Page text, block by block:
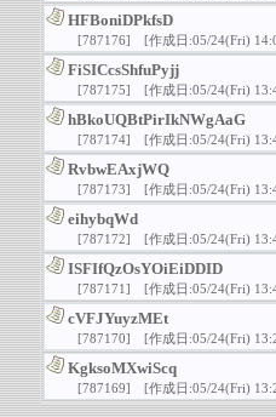
HFBoniDPkfsD
[787176] [作成日:05/24(Fri)
FiSICcsShfuPyjj
[787175] [作成日:05/24(Fri)
hBkoUQBtPirIkNWgAaG
[787174] [作成日:05/24(Fri)
RvbwEAxjWQ
[787173] [作成日:05/24(Fri)
eihybqWd
[787172] [作成日:05/24(Fri)
ISFIfQzOsYOiEiDDID
[787171] [作成日:05/24(Fri)
cVFJYuyzMEt
[787170] [作成日:05/24(Fri)
KgksoMXwiScq
[787169] [作成日:05/24(Fri)